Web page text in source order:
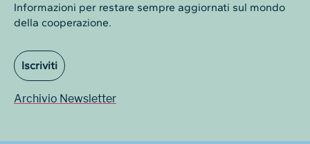
Informazioni per restare sempre aggiornati sul mondo
della cooperazione.
Iscriviti
Archivio Newsletter